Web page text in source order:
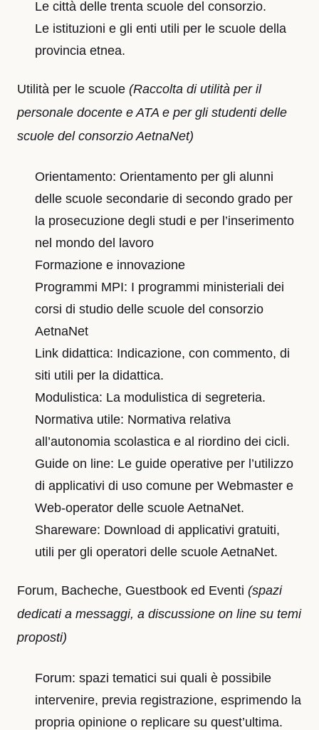
Le città delle trenta scuole del consorzio.
Le istituzioni e gli enti utili per le scuole della
provincia etnea.
Utilità per le scuole (Raccolta di utilità per il
personale docente e ATA e per gli studenti delle
scuole del consorzio AetnaNet)
Orientamento: Orientamento per gli alunni
delle scuole secondarie di secondo grado per
la prosecuzione degli studi e per l’inserimento
nel mondo del lavoro
Formazione e innovazione
Programmi MPI: I programmi ministeriali dei
corsi di studio delle scuole del consorzio
AetnaNet
Link didattica: Indicazione, con commento, di
siti utili per la didattica.
Modulistica: La modulistica di segreteria.
Normativa utile: Normativa relativa
all’autonomia scolastica e al riordino dei cicli.
Guide on line: Le guide operative per l’utilizzo
di applicativi di uso comune per Webmaster e
Web-operator delle scuole AetnaNet.
Shareware: Download di applicativi gratuiti,
utili per gli operatori delle scuole AetnaNet.
Forum, Bacheche, Guestbook ed Eventi (spazi
dedicati a messaggi, a discussione on line su temi
proposti)
Forum: spazi tematici sui quali è possibile
intervenire, previa registrazione, esprimendo la
propria opinione o replicare su quest’ultima.